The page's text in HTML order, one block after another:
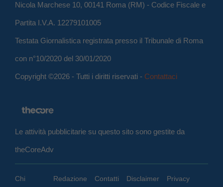
Nicola Marchese 10, 00141 Roma (RM) - Codice Fiscale e
Partita I.V.A. 12279101005
Testata Giornalistica registrata presso il Tribunale di Roma
con n°10/2020 del 30/01/2020
Copyright ©2026 - Tutti i diritti riservati - Contattaci
Le attività pubblicitarie su questo sito sono gestite da
theCoreAdv
Chi Redazione Contatti Disclaimer Privacy